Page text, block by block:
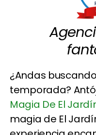
¿Andas
temporada?
Magia De El
magia de El